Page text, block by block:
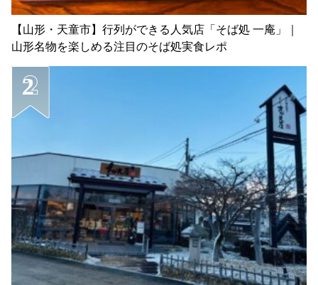
【山形・天童市】行列ができる人気店「そば処 一庵」｜
山形名物を楽しめる注目のそば処実食レポ